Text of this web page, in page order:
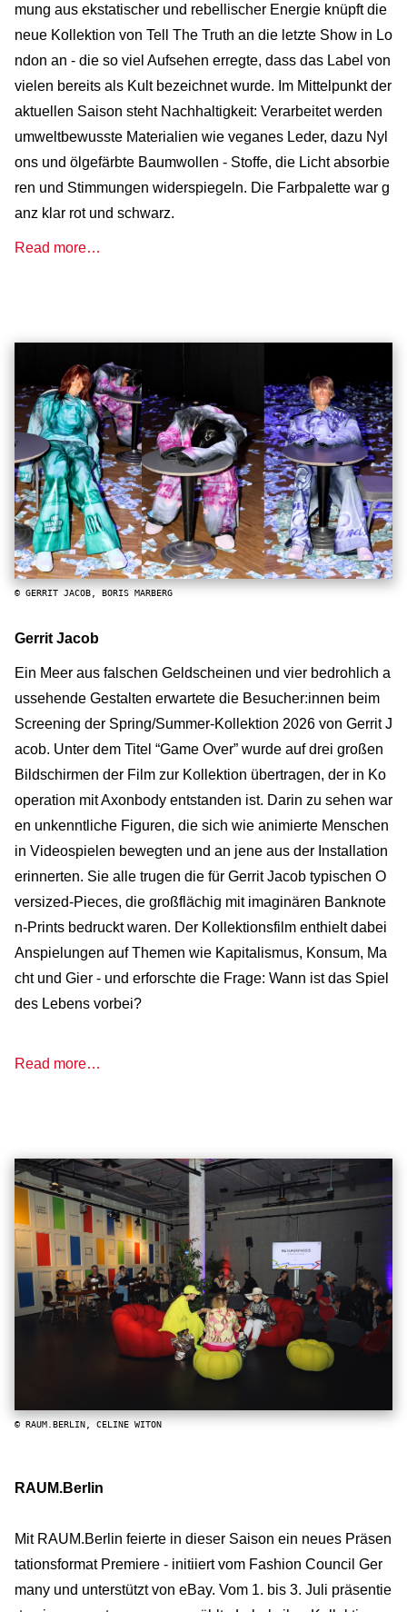
mung aus ekstatischer und rebellischer Energie knüpft die
neue Kollektion von Tell The Truth an die letzte Show in Lo
ndon an - die so viel Aufsehen erregte, dass das Label von
vielen bereits als Kult bezeichnet wurde. Im Mittelpunkt der
aktuellen Saison steht Nachhaltigkeit: Verarbeitet werden
umweltbewusste Materialien wie veganes Leder, dazu Nyl
ons und ölgefärbte Baumwollen - Stoffe, die Licht absorbie
ren und Stimmungen widerspiegeln. Die Farbpalette war g
anz klar rot und schwarz.
Read more…
© GERRIT JACOB, BORIS MARBERG
Gerrit Jacob
Ein Meer aus falschen Geldscheinen und vier bedrohlich a
ussehende Gestalten erwartete die Besucher:innen beim
Screening der Spring/Summer-Kollektion 2026 von Gerrit J
acob. Unter dem Titel “Game Over” wurde auf drei großen
Bildschirmen der Film zur Kollektion übertragen, der in Ko
operation mit Axonbody entstanden ist. Darin zu sehen war
en unkenntliche Figuren, die sich wie animierte Menschen
in Videospielen bewegten und an jene aus der Installation
erinnerten. Sie alle trugen die für Gerrit Jacob typischen O
versized-Pieces, die großflächig mit imaginären Banknote
n-Prints bedruckt waren. Der Kollektionsfilm enthielt dabei
Anspielungen auf Themen wie Kapitalismus, Konsum, Ma
cht und Gier - und erforschte die Frage: Wann ist das Spiel
des Lebens vorbei?
Read more…
© RAUM.BERLIN, CELINE WITON
RAUM.Berlin
Mit RAUM.Berlin feierte in dieser Saison ein neues Präsen
tationsformat Premiere - initiiert vom Fashion Council Ger
many und unterstützt von eBay. Vom 1. bis 3. Juli präsentie